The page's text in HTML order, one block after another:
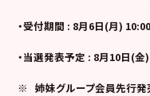
・受付期間 : 8月6日(月)
・当選発表予定 : 8月10日(
※姉妹グループ会員先行発